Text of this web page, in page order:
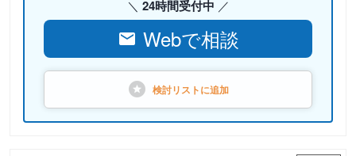
24時間受付中
Webで相談
検討リストに追加